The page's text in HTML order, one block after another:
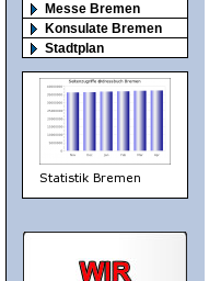
Messe Bremen
Konsulate Bremen
Stadtplan